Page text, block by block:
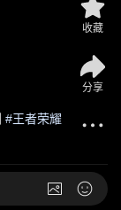
#王者荣耀
收藏
分享